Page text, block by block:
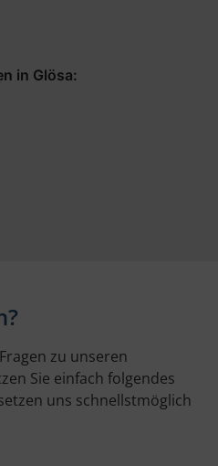
in Glösa:
zu unseren
Sie einfach folgendes
uns schnellstmöglich